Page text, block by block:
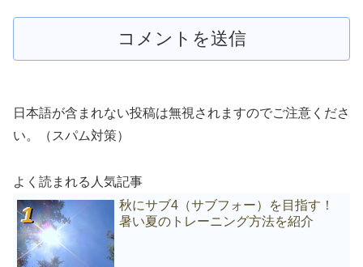
日本語が含まれない投稿は無視されますのでご注意くださ
い。（スパム対策）
よく読まれる人気記事
秋にサブ4（サブフォー）を目指す！
暑い夏のトレーニング方法を紹介